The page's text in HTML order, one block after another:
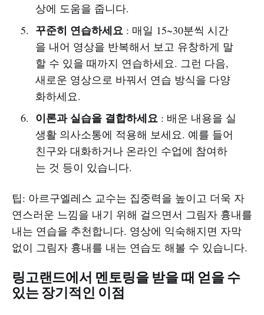
상에 도움을 줍니다.
꾸준히 연습하세요: 매일 15~30분씩 시간
을 내어 영상을 반복해서 보고 유창하게 말
할 수 있을 때까지 연습하세요. 그런 다음,
새로운 영상으로 바꿔서 연습 방식을 다양
화하세요.
이론과 실습을 결합하세요: 배운 내용을 실
생활 의사소통에 적용해 보세요. 예를 들어
친구와 대화하거나 온라인 수업에 참여하
는 것 등이 있습니다.
팁: 아르구엘레스 교수는 집중력을 높이고 더욱 자
연스러운 느낌을 내기 위해 걸으면서 그림자 흉내를
내는 연습을 추천합니다. 영상에 익숙해지면 자막
없이 그림자 흉내를 내는 연습도 해볼 수 있습니다.
링고랜드에서 멘토링을 받을 때 얻을 수
있는 장기적인 이점